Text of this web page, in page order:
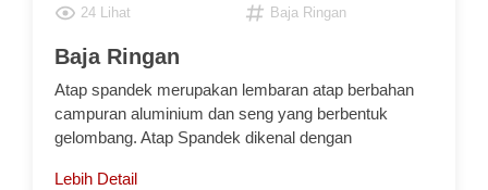
Baja Ringan
Atap spandek merupakan lembaran atap berbahan
campuran aluminium dan seng yang berbentuk
gelombang. Atap Spandek dikenal dengan
Lebih Detail